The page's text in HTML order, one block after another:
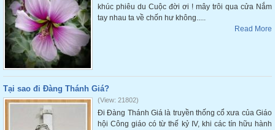
khúc phiêu du Cuộc đời ơi ! mây trôi qua cửa Nắm
tay nhau ta về chốn hư không.....
Read More
Tại sao đi Đàng Thánh Giá?
(View: 21802)
Đi Đàng Thánh Giá là truyền thống cổ xưa của Giáo
hội Công giáo có từ thế kỷ IV, khi các tín hữu hành